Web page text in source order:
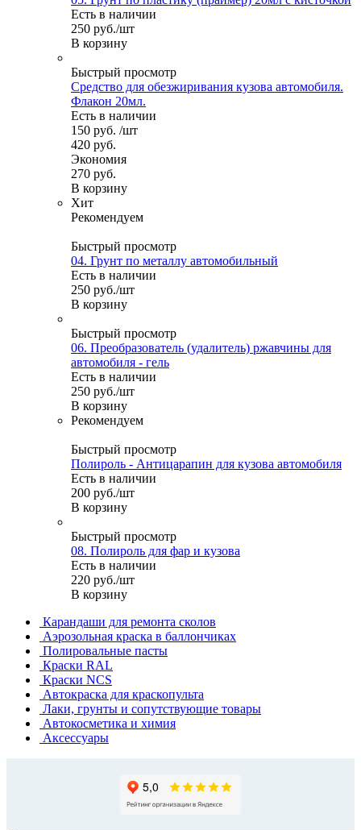
Есть в наличии
250 руб./шт
В корзину
Быстрый просмотр
Средство для обезжиривания кузова автомобиля.
Флакон 20мл.
Есть в наличии
150 руб. /шт
420 руб.
Экономия
270 руб.
В корзину
Хит
Рекомендуем
Быстрый просмотр
04. Грунт по металлу автомобильный
Есть в наличии
250 руб./шт
В корзину
Быстрый просмотр
06. Преобразователь (удалитель) ржавчины для
автомобиля - гель
Есть в наличии
250 руб./шт
В корзину
Рекомендуем
Быстрый просмотр
Полироль - Антицарапин для кузова автомобиля
Есть в наличии
200 руб./шт
В корзину
Быстрый просмотр
08. Полироль для фар и кузова
Есть в наличии
220 руб./шт
В корзину
Карандаши для ремонта сколов
Аэрозольная краска в баллончиках
Полировальные пасты
Краски RAL
Краски NCS
Автокраска для краскопульта
Лаки, грунты и сопутствующие товары
Автокосметика и химия
Аксессуары